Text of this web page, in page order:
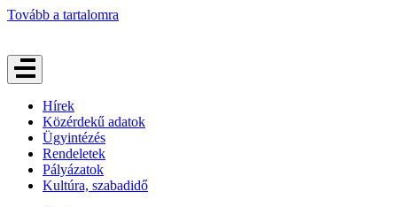
Tovább a tartalomra
Hírek
Közérdekű adatok
Ügyintézés
Rendeletek
Pályázatok
Kultúra, szabadidő